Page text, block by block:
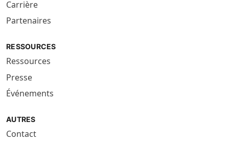
Carrière
Partenaires
RESSOURCES
Ressources
Presse
Événements
AUTRES
Contact